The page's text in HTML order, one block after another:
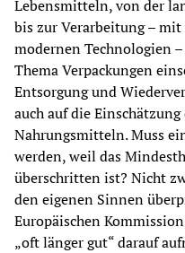
Lebensmitteln, von der
bis zur Verarbeitung –
modernen Technologien
Thema Verpackungen
Entsorgung und
auch auf die
Nahrungsmitteln. Muss
werden, weil das
überschritten ist? Nicht
den eigenen Sinnen
Europäischen
„oft länger gut“ darauf